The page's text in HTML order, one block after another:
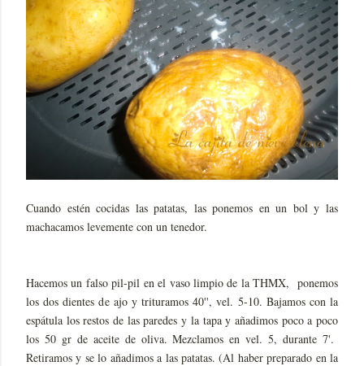
Cuando estén cocidas las patatas, las ponemos en un bol y las
machacamos levemente con un tenedor.
Hacemos un falso pil-pil en el vaso limpio de la THMX, ponemos
los dos dientes de ajo y trituramos 40'', vel. 5-10. Bajamos con la
espátula los restos de las paredes y la tapa y añadimos poco a poco
los 50 gr de aceite de oliva. Mezclamos en vel. 5, durante 7'.
Retiramos y se lo añadimos a las patatas. (Al haber preparado en la